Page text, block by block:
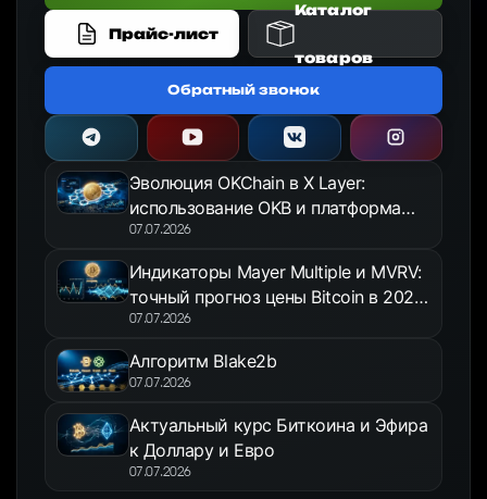
Прайс-лист
Каталог
товаров
Обратный звонок
Эволюция OKChain в X Layer:
использование OKB и платформа
OKX Jumpstart в 2026 году
07.07.2026
Индикаторы Mayer Multiple и MVRV:
точный прогноз цены Bitcoin в 2026
году
07.07.2026
Алгоритм Blake2b
07.07.2026
Актуальный курс Биткоина и Эфира
к Доллару и Евро
07.07.2026